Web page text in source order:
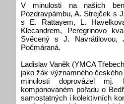
V minulosti na našich
Pozdravpámbu, A. Strejček s
s E. Rattayem, L.
Klecandrem, Peregrinovo
Svěcený s J.
Počmáraná.
Ladislav Vaněk (YMCA
jako žák významného
minulosti doprovázel
komponovaném pořadu o
samostatných i kolektivních